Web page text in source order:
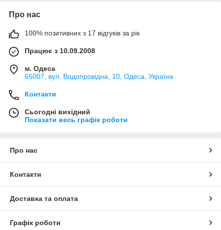
Про нас
100% позитивних з 17 відгуків за рік
Працює з 10.09.2008
м. Одеса
65007, вул. Водопровідна, 10, Одеса, Україна
Контакти
Сьогодні вихідний
Показати весь графік роботи
Про нас
Контакти
Доставка та оплата
Графік роботи